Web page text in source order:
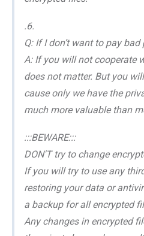
.6.
Q: If I don’t want to pay
A: If you will not cooperate
does not matter. But you
cause only we have the
much more valuable than
:::BEWARE:::
DON'T try to change
If you will try to use any
restoring your data or
a backup for all encrypted
Any changes in encrypted